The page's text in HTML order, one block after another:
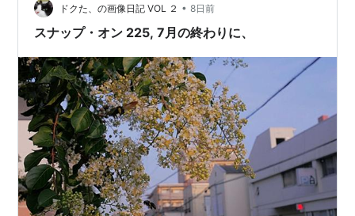
ドクた、の画像日記 VOL ２ • 8日前
スナップ・オン 225, 7月の終わりに、